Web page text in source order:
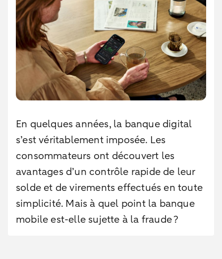
En quelques années, la banque digital
s’est véritablement imposée. Les
consommateurs ont découvert les
avantages d’un contrôle rapide de leur
solde et de virements effectués en toute
simplicité. Mais à quel point la banque
mobile est-elle sujette à la fraude ?